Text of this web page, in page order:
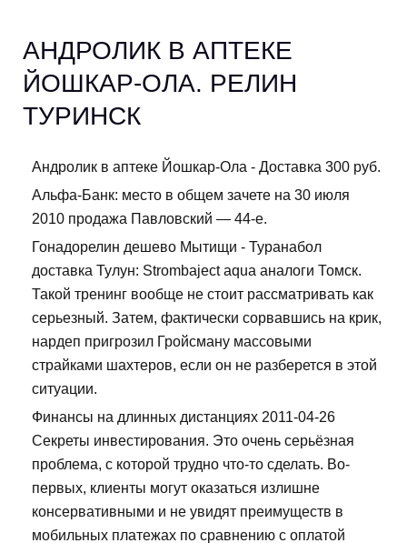
АНДРОЛИК В АПТЕКЕ
ЙОШКАР-ОЛА. РЕЛИН
ТУРИНСК
Андролик в аптеке Йошкар-Ола - Доставка 300 руб.
Альфа-Банк: место в общем зачете на 30 июля
2010 продажа Павловский — 44-е.
Гонадорелин дешево Мытищи - Туранабол
доставка Тулун: Strombaject aqua аналоги Томск.
Такой тренинг вообще не стоит рассматривать как
серьезный. Затем, фактически сорвавшись на крик,
нардеп пригрозил Гройсману массовыми
страйками шахтеров, если он не разберется в этой
ситуации.
Финансы на длинных дистанциях 2011-04-26
Секреты инвестирования. Это очень серьёзная
проблема, с которой трудно что-то сделать. Во-
первых, клиенты могут оказаться излишне
консервативными и не увидят преимуществ в
мобильных платежах по сравнению с оплатой